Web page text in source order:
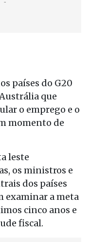
países do G20
que
o emprego e o
momento de
leste
os ministros e
dos países
examinar a meta
cinco anos e
fiscal.